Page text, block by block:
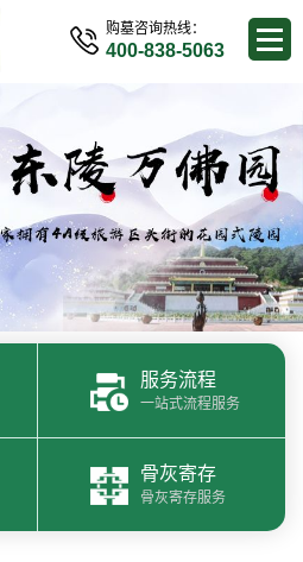
购墓咨询热线：
400-838-5063
服务流程
一站式流程服务
骨灰寄存
骨灰寄存服务